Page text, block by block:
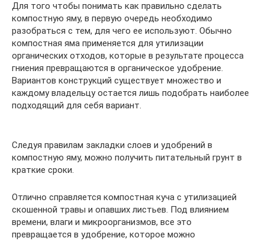
Для того чтобы понимать как правильно сделать
компостную яму, в первую очередь необходимо
разобраться с тем, для чего ее используют. Обычно
компостная яма применяется для утилизации
органических отходов, которые в результате процесса
гниения превращаются в органическое удобрение.
Вариантов конструкций существует множество и
каждому владельцу остается лишь подобрать наиболее
подходящий для себя вариант.
Следуя правилам закладки слоев и удобрений в
компостную яму, можно получить питательный грунт в
краткие сроки.
Отлично справляется компостная куча с утилизацией
скошенной травы и опавших листьев. Под влиянием
времени, влаги и микроорганизмов, все это
превращается в удобрение, которое можно